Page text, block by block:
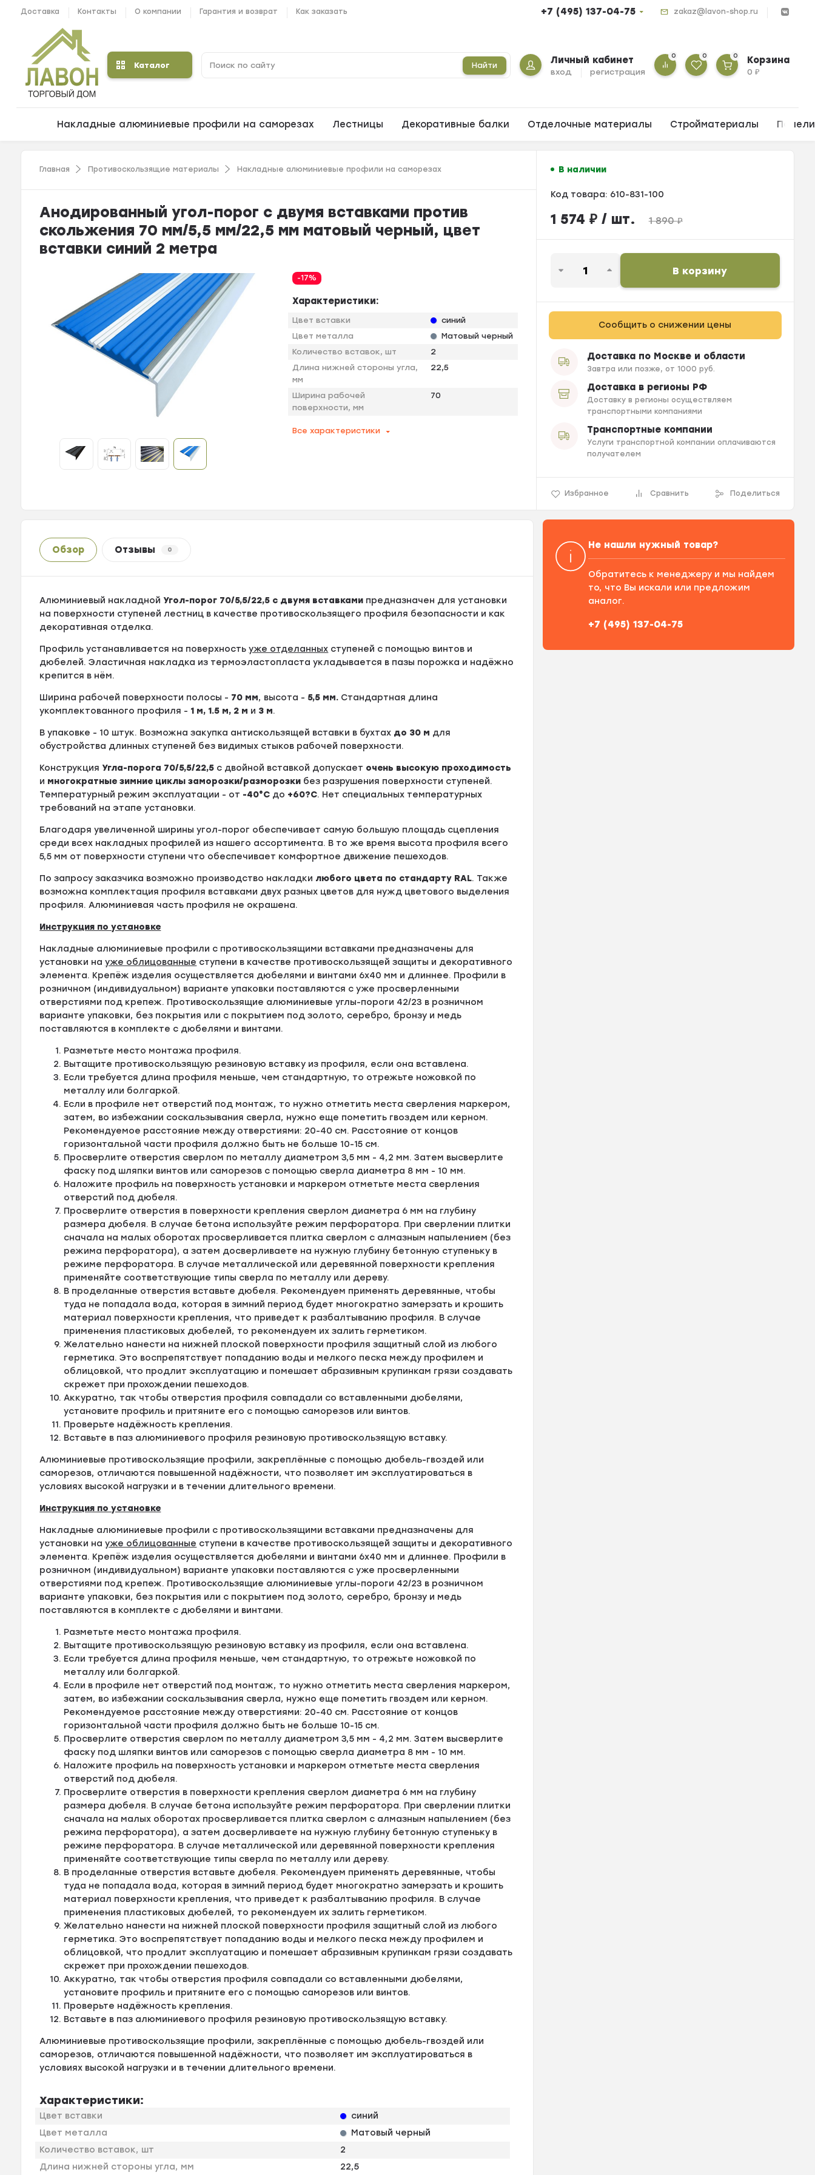
Доставка Контакты О компании Гарантия и возврат Как заказать +7 (495) 137-04-75 zakaz@lavon-shop.ru
Каталог Найти Личный кабинет
вход регистрация
0 0 0 Корзина
0₽
Накладные алюминиевые профили на саморезах Лестницы Декоративные балки Отделочные материалы Стройматериалы
Главная Противоскользящие материалы Накладные алюминиевые профили на саморезах
Анодированный угол-порог с двумя вставками против
скольжения 70 мм/5,5 мм/22,5 мм матовый черный, цвет
вставки синий 2 метра
-17%
Характеристики:
Цвет вставки
синий
Цвет металла
Матовый черный
Количество вставок, шт
2
Длина нижней стороны угла,
мм
22,5
Ширина рабочей
поверхности, мм
70
Все характеристики
В наличии
Код товара: 610-831-100
1 574 ₽/ шт. 1 890₽
В корзину
Сообщить о снижении цены
Доставка по Москве и области
Завтра или позже, от 1000 руб.
Доставка в регионы РФ
Доставку в регионы осуществляем
транспортными компаниями
Транспортные компании
Услуги транспортной компании оплачиваются
получателем
Избранное Сравнить Поделиться
Обзор Отзывы 0
Алюминиевый накладной Угол-порог 70/5,5/22,5 с двумя вставками предназначен для установки
на поверхности ступеней лестниц в качестве противоскользящего профиля безопасности и как
декоративная отделка.
Профиль устанавливается на поверхностьуже отделанных ступеней с помощью винтов и
дюбелей. Эластичная накладка из термоэластопласта укладывается в пазы порожка и надёжно
крепится в нём.
Ширина рабочей поверхности полосы - 70 мм, высота - 5,5 мм. Стандартная длина
укомплектованного профиля - 1 м, 1.5 м, 2 м и 3 м.
В упаковке - 10 штук. Возможна закупка антискользящей вставки в бухтах до 30 м для
обустройства длинных ступеней без видимых стыков рабочей поверхности.
Конструкция Угла-порога 70/5,5/22,5 c двойной вставкой допускает очень высокую проходимость
и многократные зимние циклы заморозки/разморозки без разрушения поверхности ступеней.
Температурный режим эксплуатации - от -40°С до +60?С. Нет специальных температурных
требований на этапе установки.
Благодаря увеличенной ширины угол-порог обеспечивает самую большую площадь сцепления
среди всех накладных профилей из нашего ассортимента. В то же время высота профиля всего
5,5 мм от поверхности ступени что обеспечивает комфортное движение пешеходов.
По запросу заказчика возможно производство накладки любого цвета по стандарту RAL. Также
возможна комплектация профиля вставками двух разных цветов для нужд цветового выделения
профиля. Алюминиевая часть профиля не окрашена.
Инструкция по установке
Накладные алюминиевые профили с противоскользящими вставками предназначены для
установки науже облицованные ступени в качестве противоскользящей защиты и декоративного
элемента. Крепёж изделия осуществляется дюбелями и винтами 6х40 мм и длиннее. Профили в
розничном (индивидуальном) варианте упаковки поставляются с уже просверленными
отверстиями под крепеж. Противоскользящие алюминиевые углы-пороги 42/23 в розничном
варианте упаковки, без покрытия или с покрытием под золото, серебро, бронзу и медь
поставляются в комплекте с дюбелями и винтами.
Разметьте место монтажа профиля.
Вытащите противоскользящую резиновую вставку из профиля, если она вставлена.
Если требуется длина профиля меньше, чем стандартную, то отрежьте ножовкой по
металлу или болгаркой.
Если в профиле нет отверстий под монтаж, то нужно отметить места сверления маркером,
затем, во избежании соскальзывания сверла, нужно еще пометить гвоздем или керном.
Рекомендуемое расстояние между отверстиями: 20-40 см. Расстояние от концов
горизонтальной части профиля должно быть не больше 10-15 см.
Просверлите отверстия сверлом по металлу диаметром 3,5 мм - 4,2 мм. Затем высверлите
фаску под шляпки винтов или саморезов с помощью сверла диаметра 8 мм - 10 мм.
Наложите профиль на поверхность установки и маркером отметьте места сверления
отверстий под дюбеля.
Просверлите отверстия в поверхности крепления сверлом диаметра 6 мм на глубину
размера дюбеля. В случае бетона используйте режим перфоратора. При сверлении плитки
сначала на малых оборотах просверливается плитка сверлом с алмазным напылением (без
режима перфоратора), а затем досверливаете на нужную глубину бетонную ступеньку в
режиме перфоратора. В случае металлической или деревянной поверхности крепления
применяйте соответствующие типы сверла по металлу или дереву.
В проделанные отверстия вставьте дюбеля. Рекомендуем применять деревянные, чтобы
туда не попадала вода, которая в зимний период будет многократно замерзать и крошить
материал поверхности крепления, что приведет к разбалтыванию профиля. В случае
применения пластиковых дюбелей, то рекомендуем их залить герметиком.
Желательно нанести на нижней плоской поверхности профиля защитный слой из любого
герметика. Это воспрепятствует попаданию воды и мелкого песка между профилем и
облицовкой, что продлит эксплуатацию и помешает абразивным крупинкам грязи создавать
скрежет при прохождении пешеходов.
Аккуратно, так чтобы отверстия профиля совпадали со вставленными дюбелями,
установите профиль и притяните его с помощью саморезов или винтов.
Проверьте надёжность крепления.
Вставьте в паз алюминиевого профиля резиновую противоскользящую вставку.
Алюминиевые противоскользящие профили, закреплённые с помощью дюбель-гвоздей или
саморезов, отличаются повышенной надёжности, что позволяет им эксплуатироваться в
условиях высокой нагрузки и в течении длительного времени.
Инструкция по установке
Накладные алюминиевые профили с противоскользящими вставками предназначены для
установки науже облицованные ступени в качестве противоскользящей защиты и декоративного
элемента. Крепёж изделия осуществляется дюбелями и винтами 6х40 мм и длиннее. Профили в
розничном (индивидуальном) варианте упаковки поставляются с уже просверленными
отверстиями под крепеж. Противоскользящие алюминиевые углы-пороги 42/23 в розничном
варианте упаковки, без покрытия или с покрытием под золото, серебро, бронзу и медь
поставляются в комплекте с дюбелями и винтами.
Разметьте место монтажа профиля.
Вытащите противоскользящую резиновую вставку из профиля, если она вставлена.
Если требуется длина профиля меньше, чем стандартную, то отрежьте ножовкой по
металлу или болгаркой.
Если в профиле нет отверстий под монтаж, то нужно отметить места сверления маркером,
затем, во избежании соскальзывания сверла, нужно еще пометить гвоздем или керном.
Рекомендуемое расстояние между отверстиями: 20-40 см. Расстояние от концов
горизонтальной части профиля должно быть не больше 10-15 см.
Просверлите отверстия сверлом по металлу диаметром 3,5 мм - 4,2 мм. Затем высверлите
фаску под шляпки винтов или саморезов с помощью сверла диаметра 8 мм - 10 мм.
Наложите профиль на поверхность установки и маркером отметьте места сверления
отверстий под дюбеля.
Просверлите отверстия в поверхности крепления сверлом диаметра 6 мм на глубину
размера дюбеля. В случае бетона используйте режим перфоратора. При сверлении плитки
сначала на малых оборотах просверливается плитка сверлом с алмазным напылением (без
режима перфоратора), а затем досверливаете на нужную глубину бетонную ступеньку в
режиме перфоратора. В случае металлической или деревянной поверхности крепления
применяйте соответствующие типы сверла по металлу или дереву.
В проделанные отверстия вставьте дюбеля. Рекомендуем применять деревянные, чтобы
туда не попадала вода, которая в зимний период будет многократно замерзать и крошить
материал поверхности крепления, что приведет к разбалтыванию профиля. В случае
применения пластиковых дюбелей, то рекомендуем их залить герметиком.
Желательно нанести на нижней плоской поверхности профиля защитный слой из любого
герметика. Это воспрепятствует попаданию воды и мелкого песка между профилем и
облицовкой, что продлит эксплуатацию и помешает абразивным крупинкам грязи создавать
скрежет при прохождении пешеходов.
Аккуратно, так чтобы отверстия профиля совпадали со вставленными дюбелями,
установите профиль и притяните его с помощью саморезов или винтов.
Проверьте надёжность крепления.
Вставьте в паз алюминиевого профиля резиновую противоскользящую вставку.
Алюминиевые противоскользящие профили, закреплённые с помощью дюбель-гвоздей или
саморезов, отличаются повышенной надёжности, что позволяет им эксплуатироваться в
условиях высокой нагрузки и в течении длительного времени.
Характеристики:
Цвет вставки
синий
Цвет металла
Матовый черный
Количество вставок, шт
2
Длина нижней стороны угла, мм
22,5
Не нашли нужный товар?
Обратитесь к менеджеру и мы найдем
то, что Вы искали или предложим
аналог.
+7 (495) 137-04-75